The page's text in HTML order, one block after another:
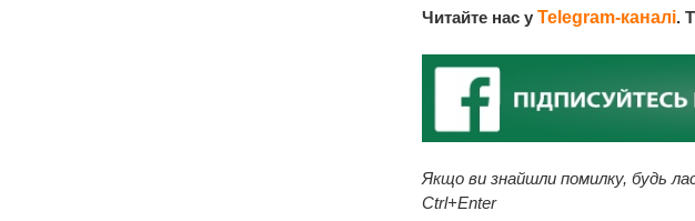
Читайте нас у Telegram-каналі.
Якщо ви знайшли помилку, будь
Ctrl+Enter